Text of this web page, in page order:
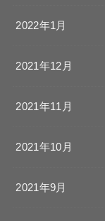
2022年1月
2021年12月
2021年11月
2021年10月
2021年9月